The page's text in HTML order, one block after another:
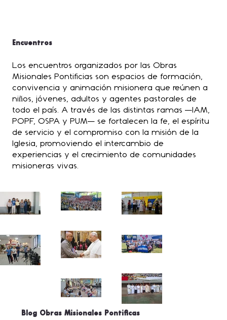
Encuentros
Los encuentros organizados por las Obras
Misionales Pontificias son espacios de formación,
convivencia y animación misionera que reúnen a
niños, jóvenes, adultos y agentes pastorales de
todo el país. A través de las distintas ramas —IAM,
POPF, OSPA y PUM— se fortalecen la fe, el espíritu
de servicio y el compromiso con la misión de la
Iglesia, promoviendo el intercambio de
experiencias y el crecimiento de comunidades
misioneras vivas.
Blog Obras Misionales Pontificas